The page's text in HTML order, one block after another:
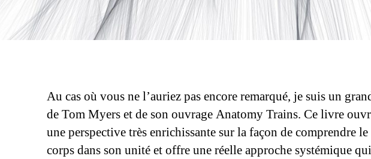
Au cas où vous ne l’auriez pas encore remarqué, je suis un
de Tom Myers et de son ouvrage Anatomy Trains. Ce livre
une perspective très enrichissante sur la façon de comprendre le
corps dans son unité et offre une réelle approche systémique qui